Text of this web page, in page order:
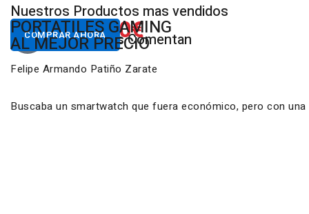
Nuestros Productos mas vendidos
Desde650.00€
COMPRAR AHORA
NUESTROS PC
GAMING RGB
Desde822.00€
COMPRAR AHORA
PORTATILES GAMING
AL MEJOR PRECIO
Nuestros Clientes Comentan
Felipe Armando Patiño Zarate
Buscaba un smartwatch que fuera económico, pero con